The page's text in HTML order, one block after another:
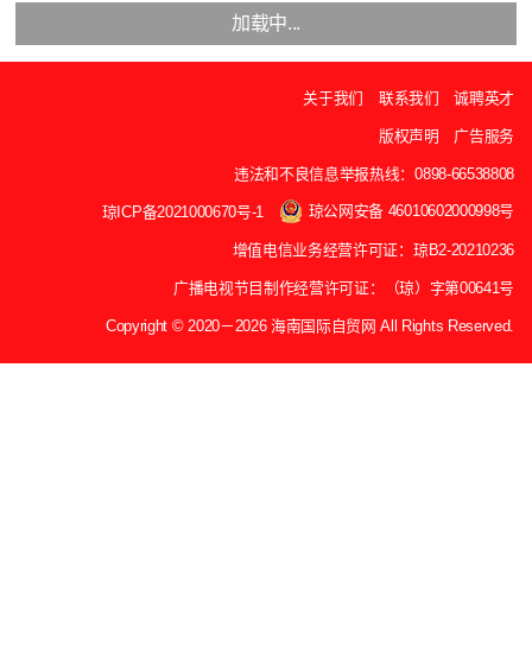
加载中...
关于我们 联系我们 诚聘英才
版权声明 广告服务
违法和不良信息举报热线：0898-66538808
琼ICP备2021000670号-1 琼公网安备 46010602000998号
增值电信业务经营许可证：琼B2-20210236
广播电视节目制作经营许可证：（琼）字第00641号
Copyright © 2020－2026 海南国际自贸网 All Rights Reserved.